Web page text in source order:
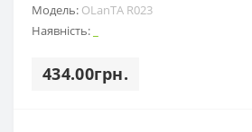
Модель: OLanTА R023
Наявність:
434.00грн.